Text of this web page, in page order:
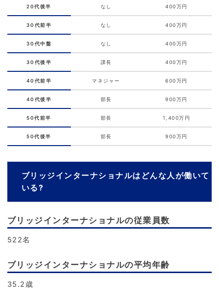
20代後半 なし 400万円
30代前半 なし 400万円
30代中盤 なし 400万円
30代後半 課長 400万円
40代前半 マネジャー 600万円
40代後半 部長 900万円
50代前半 部長 1,400万円
50代後半 部長 900万円
ブリッジインターナショナルはどんな人が働いて
いる?
ブリッジインターナショナルの従業員数
522名
ブリッジインターナショナルの平均年齢
35.2歳